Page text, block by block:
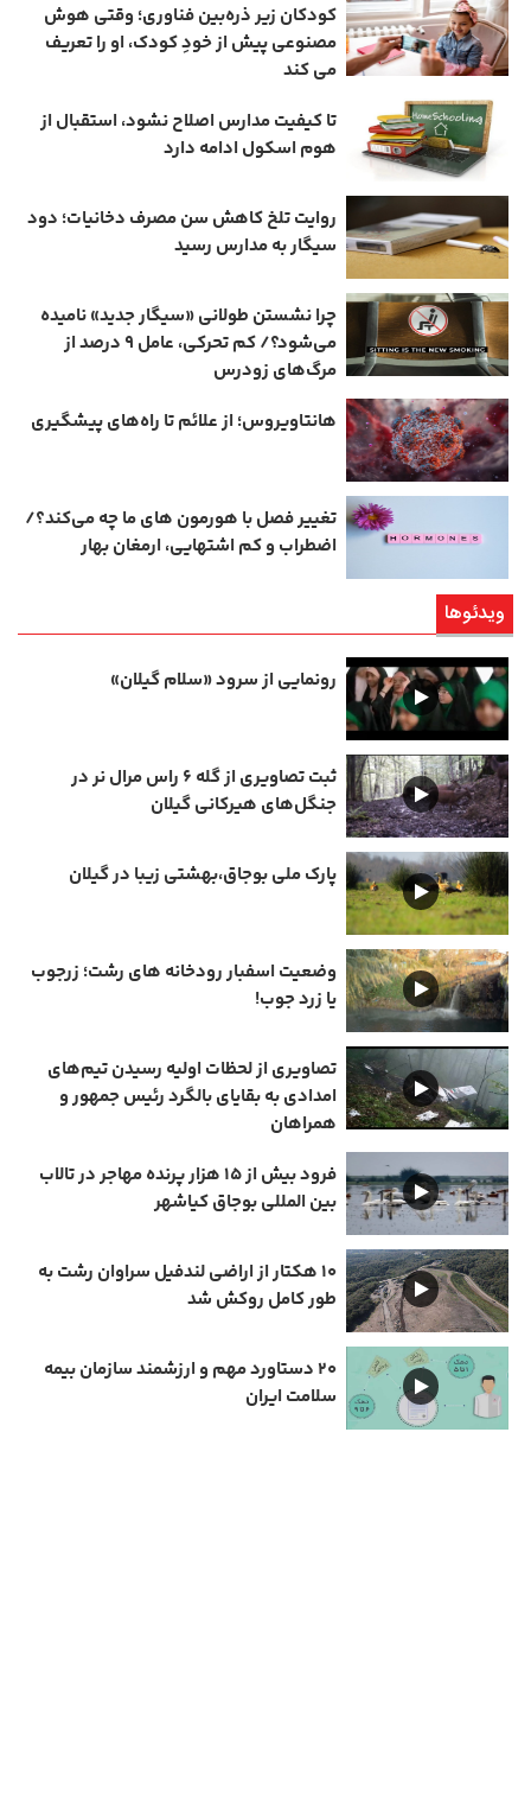
کودکان زیر ذره‌بین فناوری؛ وقتی هوش
مصنوعی پیش از خودِ کودک، او را تعریف
می ‌کند
تا کیفیت مدارس اصلاح نشود، استقبال از
هوم ‌اسکول ادامه دارد
روایت تلخ کاهش سن مصرف دخانیات؛ دود
سیگار به مدارس رسید
چرا نشستن طولانی «سیگار جدید» نامیده
می‌شود؟/ کم‌ تحرکی، عامل ۹ درصد از
مرگ‌های زودرس
هانتاویروس؛ از علائم تا راه‌های پیشگیری
تغییر فصل با هورمون‌ های ما چه می‌کند؟/
اضطراب و کم‌ اشتهایی، ارمغان بهار
ویدئوها
رونمایی از سرود «سلام گیلان»
ثبت تصاویری از گله ۶ راس مرال نر در
جنگل‌های هیرکانی گیلان
پارک ملی بوجاق،بهشتی زیبا در گیلان
وضعیت اسفبار رودخانه های رشت؛ زرجوب
یا زرد جوب!
تصاویری از لحظات اولیه رسیدن تیم‌های
امدادی به بقایای بالگرد رئیس جمهور و
همراهان
فرود بیش از ۱۵ هزار پرنده مهاجر در تالاب
بین المللی بوجاق کیاشهر
۱۰ هکتار از اراضی لندفیل سراوان رشت به
طور کامل روکش شد
۲۰ دستاورد مهم و ارزشمند سازمان بیمه
سلامت ایران